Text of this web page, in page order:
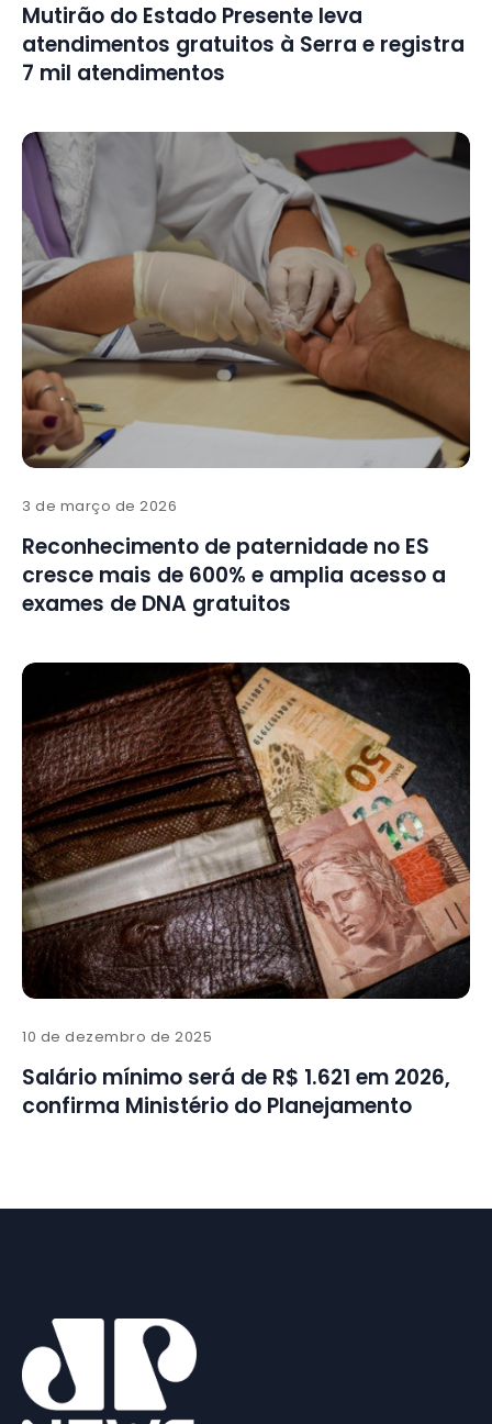
Mutirão do Estado Presente leva
atendimentos gratuitos à Serra e registra
7 mil atendimentos
3 de março de 2026
Reconhecimento de paternidade no ES
cresce mais de 600% e amplia acesso a
exames de DNA gratuitos
10 de dezembro de 2025
Salário mínimo será de R$ 1.621 em 2026,
confirma Ministério do Planejamento